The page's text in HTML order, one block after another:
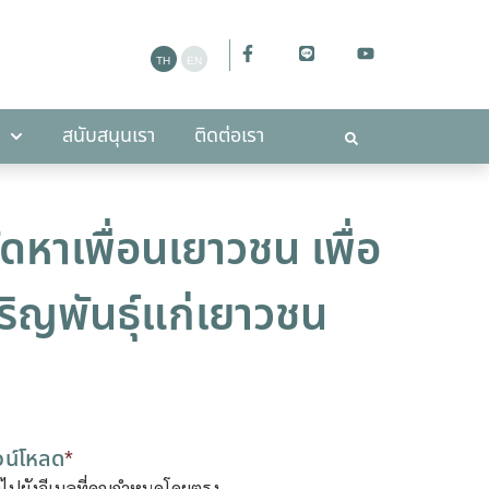
สนับสนุนเรา ติดต่อเรา
สนับสนุนเรา
าเพื่อนเยาวชน เพื่อ
ญพันธ์ุแก่เยาวชน
โหลด*